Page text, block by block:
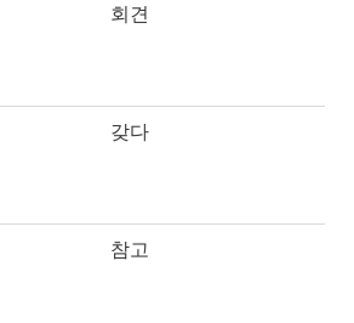
회견
갖다
참고